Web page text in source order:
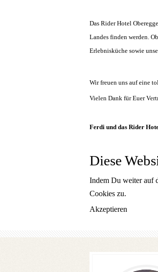
Das Rider Hotel
Landes finden werden.
Erlebnisküche sowie
Wir freuen uns auf eine
Vielen Dank für Euer
Ferdi und das Rider
Diese
Indem Du weiter auf
Cookies zu.
Akzeptieren